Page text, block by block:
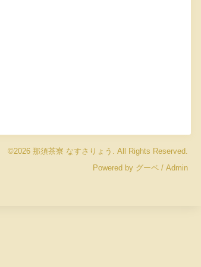
©2026 那須茶寮 なすさりょう . All Rights Reserved.
Powered by グーペ / Admin